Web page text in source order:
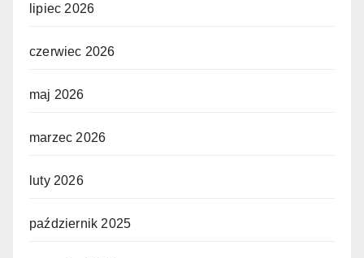
lipiec 2026
czerwiec 2026
maj 2026
marzec 2026
luty 2026
październik 2025